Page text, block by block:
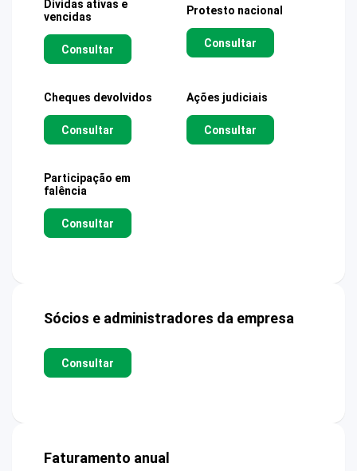
Dívidas ativas e
vencidas
Consultar
Protesto nacional
Consultar
Cheques devolvidos
Consultar
Ações judiciais
Consultar
Participação em
falência
Consultar
Sócios e administradores da empresa
Consultar
Faturamento anual